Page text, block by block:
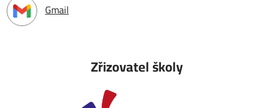
Gmail
Zřizovatel školy